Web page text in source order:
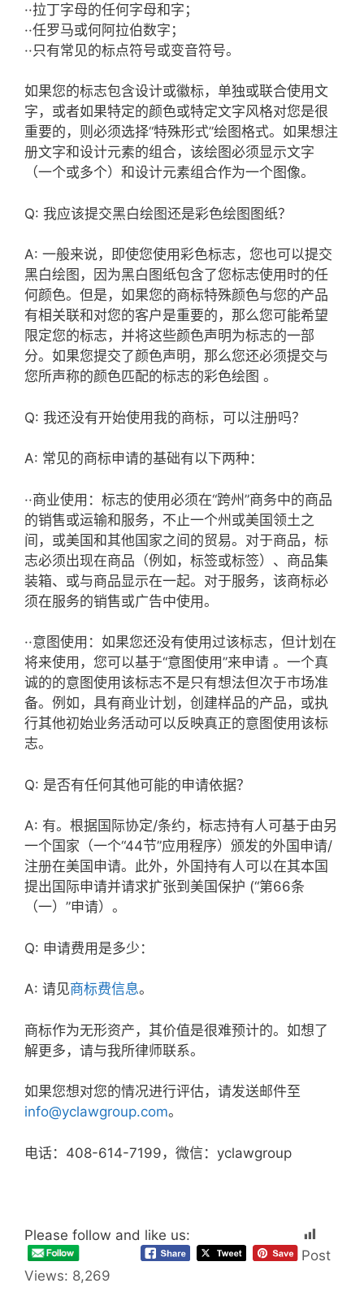
··拉丁字母的任何字母和字；
··任罗马或何阿拉伯数字；
··只有常见的标点符号或变音符号。
如果您的标志包含设计或徽标，单独或联合使用文
字，或者如果特定的颜色或特定文字风格对您是很
重要的，则必须选择“特殊形式”绘图格式。如果想注
册文字和设计元素的组合，该绘图必须显示文字
（一个或多个）和设计元素组合作为一个图像。
Q: 我应该提交黑白绘图还是彩色绘图图纸？
A: 一般来说，即使您使用彩色标志，您也可以提交
黑白绘图，因为黑白图纸包含了您标志使用时的任
何颜色。但是，如果您的商标特殊颜色与您的产品
有相关联和对您的客户是重要的，那么您可能希望
限定您的标志，并将这些颜色声明为标志的一部
分。如果您提交了颜色声明，那么您还必须提交与
您所声称的颜色匹配的标志的彩色绘图 。
Q: 我还没有开始使用我的商标，可以注册吗？
A: 常见的商标申请的基础有以下两种：
··商业使用：标志的使用必须在“跨州”商务中的商品
的销售或运输和服务，不止一个州或美国领土之
间，或美国和其他国家之间的贸易。对于商品，标
志必须出现在商品（例如，标签或标签）、商品集
装箱、或与商品显示在一起。对于服务，该商标必
须在服务的销售或广告中使用。
··意图使用：如果您还没有使用过该标志，但计划在
将来使用，您可以基于“意图使用”来申请 。一个真
诚的的意图使用该标志不是只有想法但次于市场准
备。例如，具有商业计划，创建样品的产品，或执
行其他初始业务活动可以反映真正的意图使用该标
志。
Q: 是否有任何其他可能的申请依据？
A: 有。根据国际协定/条约，标志持有人可基于由另
一个国家（一个“44节”应用程序）颁发的外国申请/
注册在美国申请。此外，外国持有人可以在其本国
提出国际申请并请求扩张到美国保护 (“第66条
（一）”申请）。
Q: 申请费用是多少：
A: 请见商标费信息。
商标作为无形资产，其价值是很难预计的。如想了
解更多，请与我所律师联系。
如果您想对您的情况进行评估，请发送邮件至
info@yclawgroup.com。
电话：408-614-7199，微信：yclawgroup
Please follow and like us:
Post
Views: 8,269